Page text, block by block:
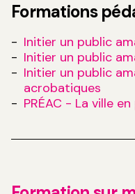
Formations
Initier un public
Initier un public
Initier un public
acrobatiques
PRÉAC - La ville